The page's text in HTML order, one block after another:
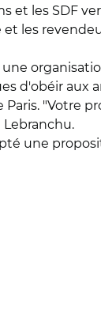
et les SDF
les
d'obéir aux
"Votre
Lebranchu.
une